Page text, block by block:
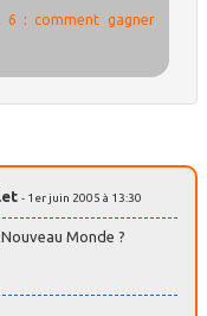
6 : comment gagner
- 1er juin 2005 à 13:30
Monde ?